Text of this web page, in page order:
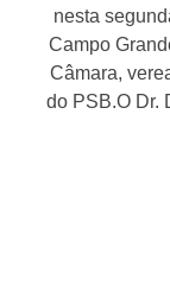
nesta
Campo
Câmara,
do PSB.O Dr.